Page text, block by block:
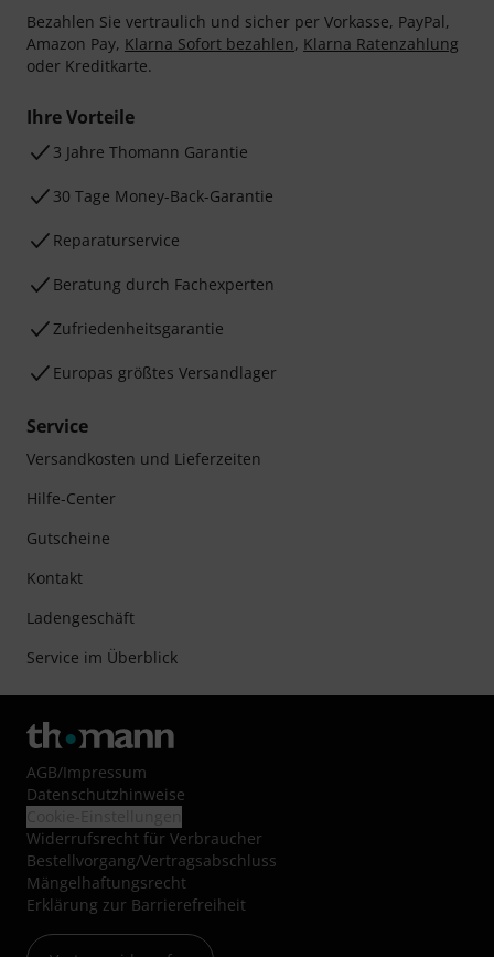
Bezahlen Sie vertraulich und sicher per Vorkasse, PayPal,
Amazon Pay, Klarna Sofort bezahlen, Klarna Ratenzahlung
oder Kreditkarte.
Ihre Vorteile
3 Jahre Thomann Garantie
30 Tage Money-Back-Garantie
Reparaturservice
Beratung durch Fachexperten
Zufriedenheitsgarantie
Europas größtes Versandlager
Service
Versandkosten und Lieferzeiten
Hilfe-Center
Gutscheine
Kontakt
Ladengeschäft
Service im Überblick
AGB/Impressum
Datenschutzhinweise
Widerrufsrecht für Verbraucher
Bestellvorgang/Vertragsabschluss
Mängelhaftungsrecht
Erklärung zur Barrierefreiheit